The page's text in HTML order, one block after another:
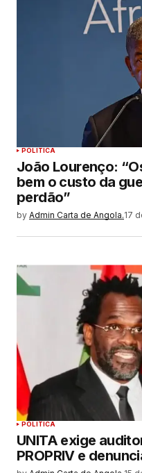
POLITICA
João Lourenço:
bem o custo da
perdão”
by Admin Carta de Angola.17
POLITICA
UNITA exige
PROPRIV e